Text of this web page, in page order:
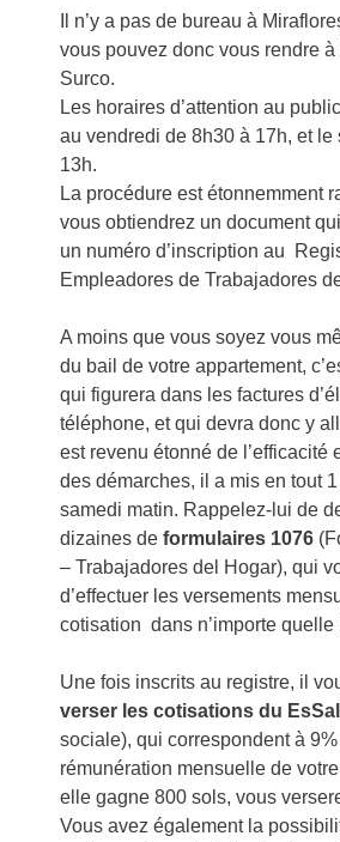
Il n’y a pas de bureau à
vous pouvez donc vous rendre à
Surco.
Les horaires d’attention au
au vendredi de 8h30 à 17h, et le
13h.
La procédure est étonnemment
vous obtiendrez un document
un numéro d’inscription au
Empleadores de Trabajadores
A moins que vous soyez vous
du bail de votre appartement,
qui figurera dans les factures
téléphone, et qui devra donc y
est revenu étonné de l’efficacité
des démarches, il a mis en tout
samedi matin. Rappelez-lui de
dizaines deformulaires 1076
– Trabajadores del Hogar), qui
d’effectuer les versements
cotisation dans n’importe quelle
Une fois inscrits au registre, il
verser les cotisations du
sociale), qui correspondent à
rémunération mensuelle de
elle gagne 800 sols, vous
Vous avez également la